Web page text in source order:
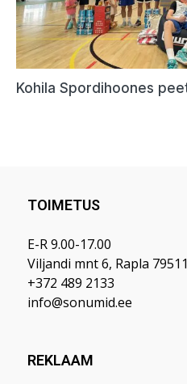
TOIMETUS
E-R 9.00-17.00
Viljandi mnt 6, Rapla 79511
+372 489 2133
info@sonumid.ee
REKLAAM